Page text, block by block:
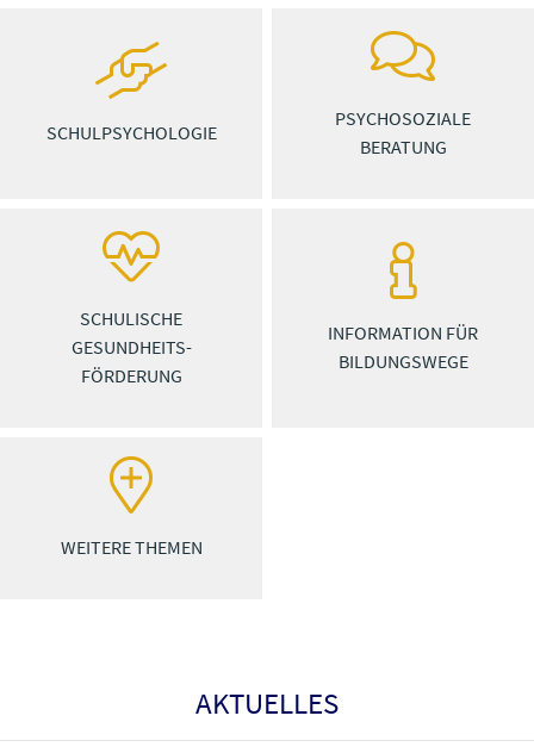
SCHULPSYCHOLOGIE
PSYCHOSOZIALE
BERATUNG
SCHULISCHE
GESUNDHEITS­
FÖRDERUNG
INFORMATION FÜR
BILDUNGSWEGE
WEITERE THEMEN
AKTUELLES